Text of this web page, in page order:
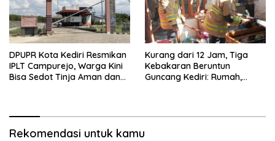
DPUPR Kota Kediri Resmikan
IPLT Campurejo, Warga Kini
Bisa Sedot Tinja Aman dan
Kurang dari 12 Jam, Tiga
Kebakaran Beruntun
Guncang Kediri: Rumah,
Rekomendasi untuk kamu